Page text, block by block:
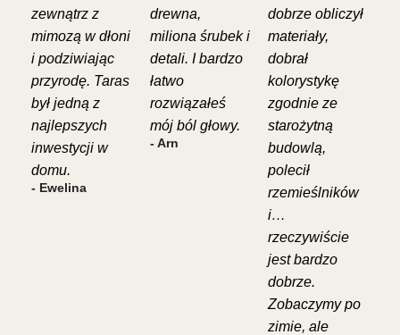
zewnątrz z
mimozą w dłoni
i podziwiając
przyrodę. Taras
był jedną z
najlepszych
inwestycji w
domu.
- Ewelina
drewna,
miliona śrubek i
detali. I bardzo
łatwo
rozwiązałeś
mój ból głowy.
- Arn
dobrze obliczył
materiały,
dobrał
kolorystykę
zgodnie ze
starożytną
budowlą,
polecił
rzemieślników
i…
rzeczywiście
jest bardzo
dobrze.
Zobaczymy po
zimie, ale